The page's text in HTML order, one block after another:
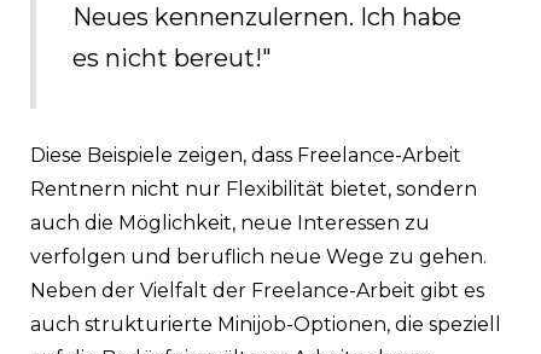
Neues kennenzulernen. Ich habe
es nicht bereut!"
Diese Beispiele zeigen, dass Freelance-Arbeit
Rentnern nicht nur Flexibilität bietet, sondern
auch die Möglichkeit, neue Interessen zu
verfolgen und beruflich neue Wege zu gehen.
Neben der Vielfalt der Freelance-Arbeit gibt es
auch strukturierte Minijob-Optionen, die speziell